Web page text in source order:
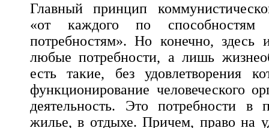
Главный принцип
«от каждого по
потребностям». Но конечно,
любые потребности, а лишь
есть такие, без удовлетворения
функционирование человеческого
деятельность. Это потребности
жилье, в отдыхе. Причем, право на